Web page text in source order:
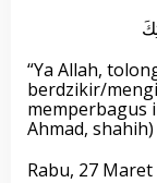
“Ya Allah,
berdzikir/
memperbagus
Ahmad, shahih)
Rabu, 27 Maret